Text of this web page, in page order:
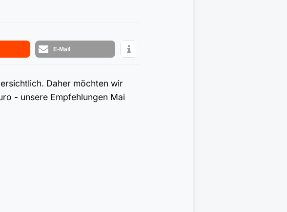
E-Mail
Daher möchten wir
- unsere Empfehlungen Mai